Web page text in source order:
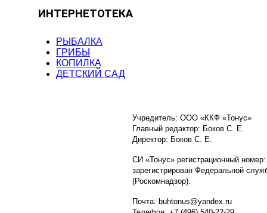
ИНТЕРНЕТОТЕКА
РЫБАЛКА
ГРИБЫ
КОПИЛКА
ДЕТСКИЙ САД
Учредитель: ООО «ККФ «Тонус»
Главный редактор: Боков С. Е.
Директор: Боков С. Е.
СИ «Тонус» регистрационный
зарегистрирован Федеральной
(Роскомнадзор).
Почта: buhtonus@yandex.ru